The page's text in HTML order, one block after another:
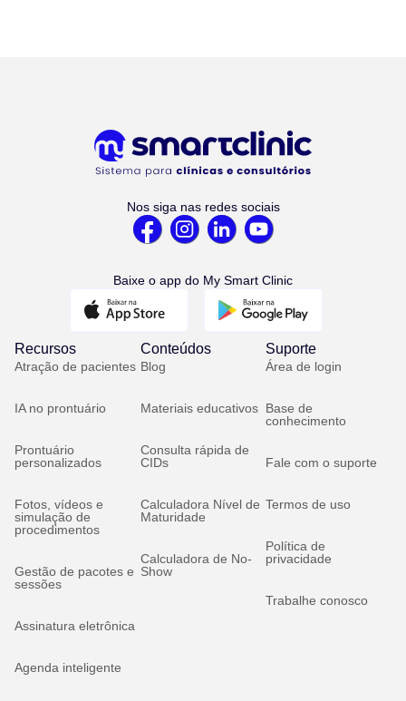
Nos siga nas redes sociais
Baixe o app do My Smart Clinic
Recursos
Atração de pacientes
IA no prontuário
Prontuário
personalizados
Fotos, vídeos e
simulação de
procedimentos
Gestão de pacotes e
sessões
Assinatura eletrônica
Agenda inteligente
Conteúdos
Blog
Materiais educativos
Consulta rápida de
CIDs
Calculadora Nível de
Maturidade
Calculadora de No-
Show
Suporte
Área de login
Base de
conhecimento
Fale com o suporte
Termos de uso
Política de
privacidade
Trabalhe conosco